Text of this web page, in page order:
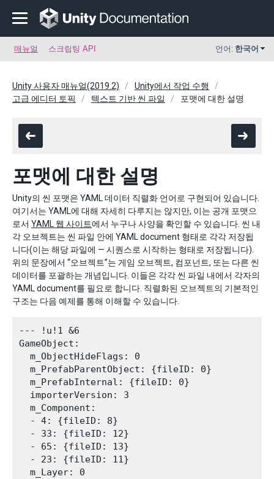
매뉴얼 스크립팅 API 언어: 한국어
Unity 사용자 매뉴얼(2019.2)
Unity에서 작업 수행
고급 에디터 토픽
텍스트 기반 씬 파일 포맷에 대한 설명
포맷에 대한 설명
Unity의 씬 포맷은 YAML 데이터 직렬화 언어로 구현되어 있습니다.
여기서는 YAML에 대해 자세히 다루지는 않지만, 이는 공개 포맷으
로서 YAML 웹 사이트에서 누구나 사양을 확인할 수 있습니다. 씬 내
각 오브젝트는 씬 파일 안에 YAML document 형태로 각각 저장됩
니다(이는 해당 파일에 — 시퀀스로 시작하는 형태로 저장됩니다).
위의 문장에서 “오브젝트”는 게임 오브젝트, 컴포넌트, 또는 다른 씬
데이터를 포괄하는 개념입니다. 이들은 각각 씬 파일 내에서 각자의
YAML document를 필요로 합니다. 직렬화된 오브젝트의 기본적인
구조는 다음 예제를 통해 이해할 수 있습니다.
--- !u!1 &6
GameObject:
  m_ObjectHideFlags: 0
  m_PrefabParentObject: {fileID: 0}
  m_PrefabInternal: {fileID: 0}
  importerVersion: 3
  m_Component:
  - 4: {fileID: 8}
  - 33: {fileID: 12}
  - 65: {fileID: 13}
  - 23: {fileID: 11}
  m_Layer: 0